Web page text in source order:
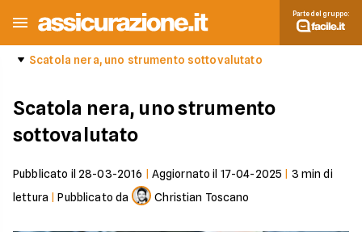
Parte del gruppo:
Scatola nera, uno strumento sottovalutato
Scatola nera, uno strumento
sottovalutato
Pubblicato il 28-03-2016 Aggiornato il 17-04-2025 3 min di
lettura |Pubblicato da Christian Toscano